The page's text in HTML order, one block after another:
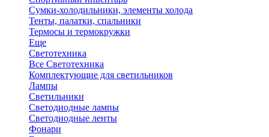
Сумки-холодильники, элементы холода
Тенты, палатки, спальники
Термосы и термокружки
Еще
Светотехника
Все Светотехника
Комплектующие для светильников
Лампы
Светильники
Светодиодные лампы
Светодиодные ленты
Фонари